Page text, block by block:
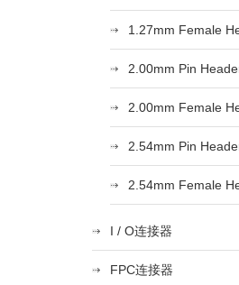
I / O连接器
FPC连接器